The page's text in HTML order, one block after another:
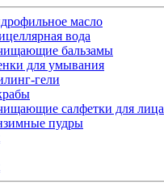
масло
вода
бальзамы
для умывания
гели
салфетки для лица
пудры